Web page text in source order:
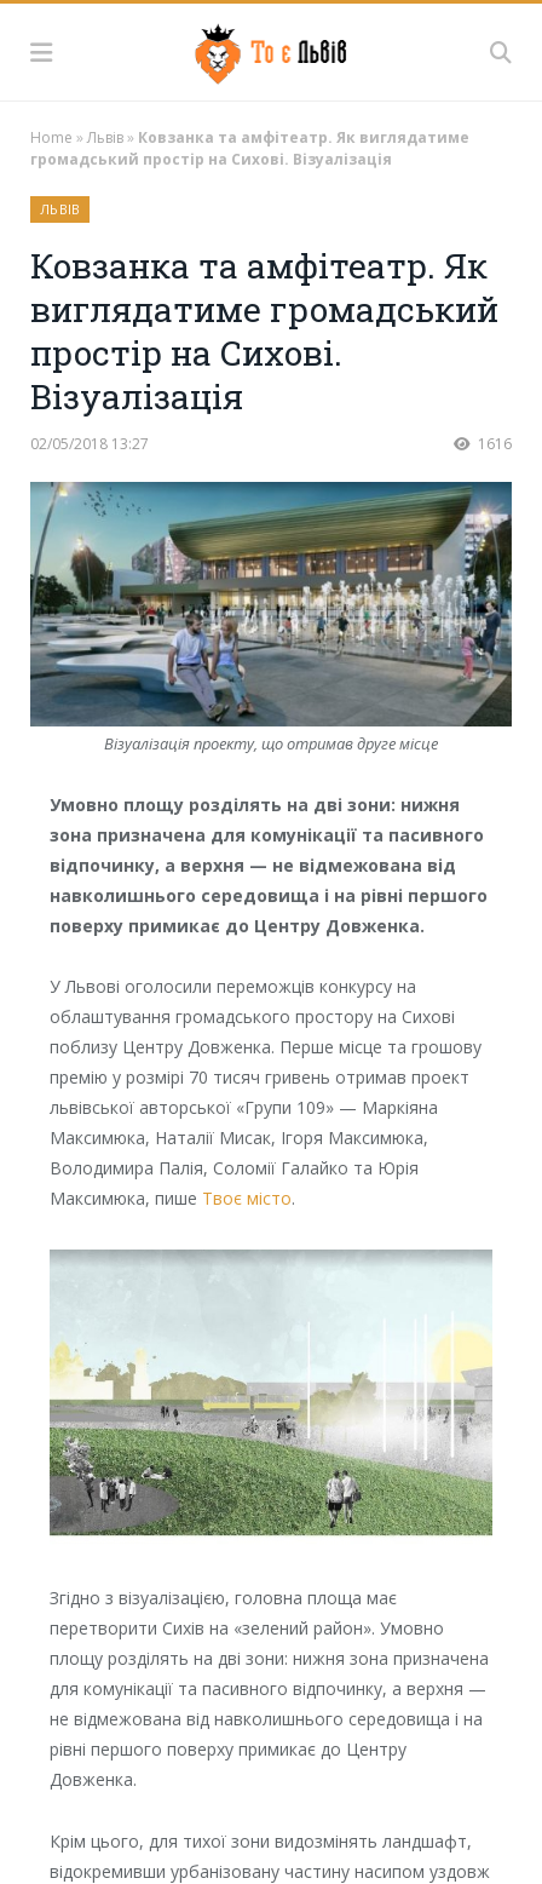
Home »Львів» Ковзанка та амфітеатр. Як виглядатиме
громадський простір на Сихові. Візуалізація
ЛЬВІВ
Ковзанка та амфітеатр. Як
виглядатиме громадський
простір на Сихові.
Візуалізація
02/05/2018 13:27 1616
Візуалізація проекту, що отримав друге місце
Умовно площу розділять на дві зони: нижня
зона призначена для комунікації та пасивного
відпочинку, а верхня — не відмежована від
навколишнього середовища і на рівні першого
поверху примикає до Центру Довженка.
У Львові оголосили переможців конкурсу на
облаштування громадського простору на Сихові
поблизу Центру Довженка. Перше місце та грошову
премію у розмірі 70 тисяч гривень отримав проект
львівської авторської «Групи 109» — Маркіяна
Максимюка, Наталії Мисак, Ігоря Максимюка,
Володимира Палія, Соломії Галайко та Юрія
Максимюка, пише Твоє місто.
Згідно з візуалізацією, головна площа має
перетворити Сихів на «зелений район». Умовно
площу розділять на дві зони: нижня зона призначена
для комунікації та пасивного відпочинку, а верхня —
не відмежована від навколишнього середовища і на
рівні першого поверху примикає до Центру
Довженка.
Крім цього, для тихої зони видозмінять ландшафт,
відокремивши урбанізовану частину насипом уздовж